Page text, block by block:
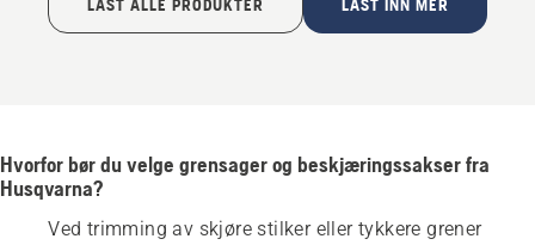
LAST ALLE PRODUKTER LAST INN MER
Hvorfor bør du velge grensager og beskjæringssakser fra
Husqvarna?
Ved trimming av skjøre stilker eller tykkere grener